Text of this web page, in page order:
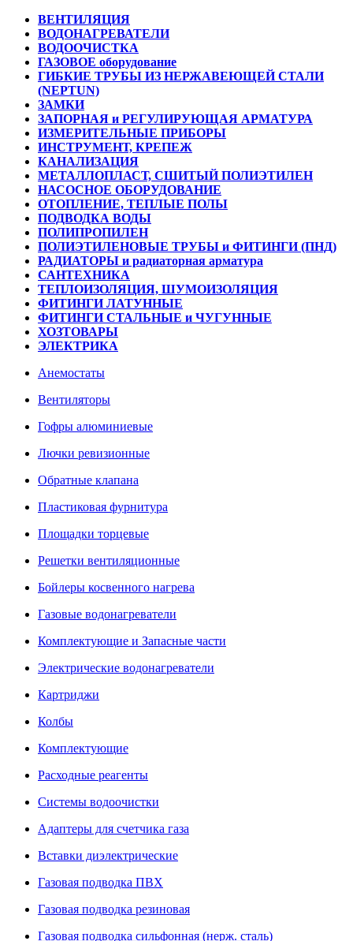
ВЕНТИЛЯЦИЯ
ВОДОНАГРЕВАТЕЛИ
ВОДООЧИСТКА
ГАЗОВОЕ оборудование
ГИБКИЕ ТРУБЫ ИЗ НЕРЖАВЕЮЩЕЙ СТАЛИ
(NEPTUN)
ЗАМКИ
ЗАПОРНАЯ и РЕГУЛИРУЮЩАЯ АРМАТУРА
ИЗМЕРИТЕЛЬНЫЕ ПРИБОРЫ
ИНСТРУМЕНТ, КРЕПЕЖ
КАНАЛИЗАЦИЯ
МЕТАЛЛОПЛАСТ, СШИТЫЙ ПОЛИЭТИЛЕН
НАСОСНОЕ ОБОРУДОВАНИЕ
ОТОПЛЕНИЕ, ТЕПЛЫЕ ПОЛЫ
ПОДВОДКА ВОДЫ
ПОЛИПРОПИЛЕН
ПОЛИЭТИЛЕНОВЫЕ ТРУБЫ и ФИТИНГИ (ПНД)
РАДИАТОРЫ и радиаторная арматура
САНТЕХНИКА
ТЕПЛОИЗОЛЯЦИЯ, ШУМОИЗОЛЯЦИЯ
ФИТИНГИ ЛАТУННЫЕ
ФИТИНГИ СТАЛЬНЫЕ и ЧУГУННЫЕ
ХОЗТОВАРЫ
ЭЛЕКТРИКА
Анемостаты
Вентиляторы
Гофры алюминиевые
Лючки ревизионные
Обратные клапана
Пластиковая фурнитура
Площадки торцевые
Решетки вентиляционные
Бойлеры косвенного нагрева
Газовые водонагреватели
Комплектующие и Запасные части
Электрические водонагреватели
Картриджи
Колбы
Комплектующие
Расходные реагенты
Системы водоочистки
Адаптеры для счетчика газа
Вставки диэлектрические
Газовая подводка ПВХ
Газовая подводка резиновая
Газовая подводка сильфонная (нерж. сталь)